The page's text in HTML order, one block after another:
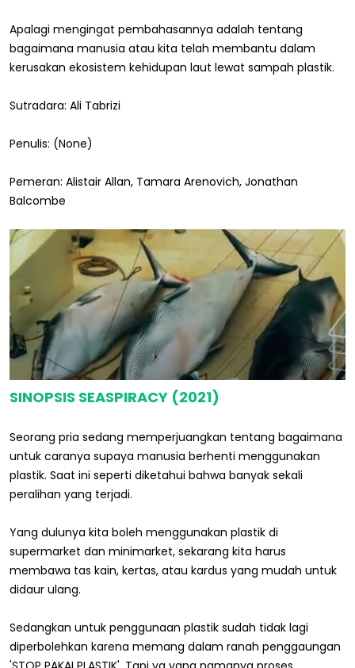
Apalagi mengingat pembahasannya adalah tentang
bagaimana manusia atau kita telah membantu dalam
kerusakan ekosistem kehidupan laut lewat sampah plastik.
Sutradara: Ali Tabrizi
Penulis: (None)
Pemeran: Alistair Allan, Tamara Arenovich, Jonathan
Balcombe
SINOPSIS SEASPIRACY (2021)
Seorang pria sedang memperjuangkan tentang bagaimana
untuk caranya supaya manusia berhenti menggunakan
plastik. Saat ini seperti diketahui bahwa banyak sekali
peralihan yang terjadi.
Yang dulunya kita boleh menggunakan plastik di
supermarket dan minimarket, sekarang kita harus
membawa tas kain, kertas, atau kardus yang mudah untuk
didaur ulang.
Sedangkan untuk penggunaan plastik sudah tidak lagi
diperbolehkan karena memang dalam ranah penggaungan